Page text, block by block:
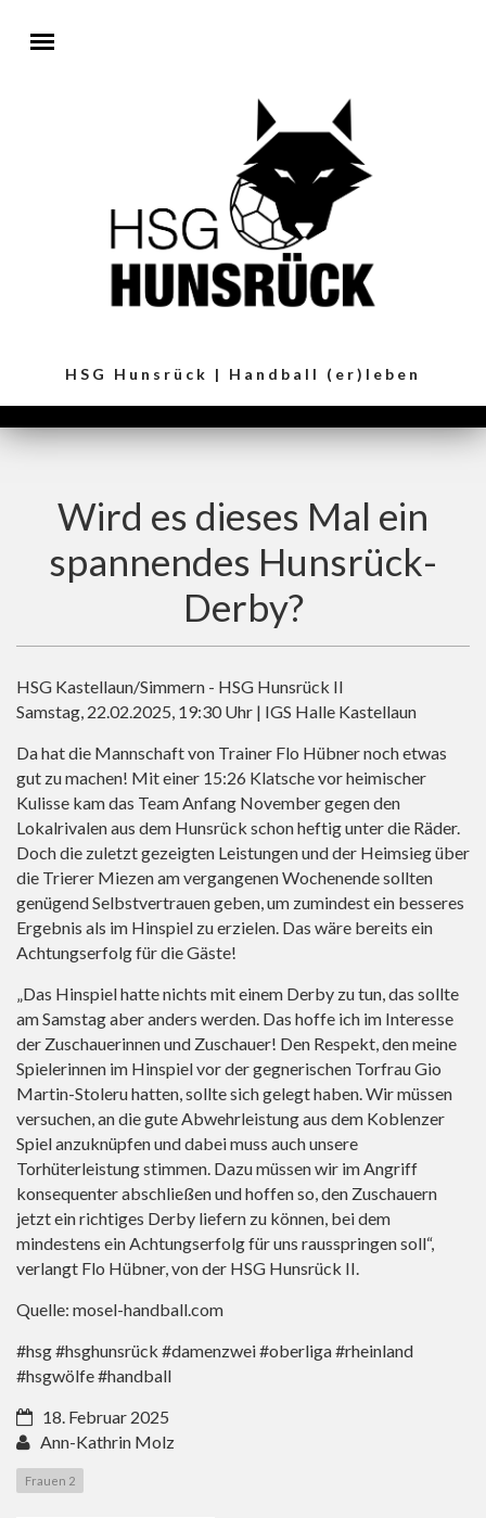
HSG Hunsrück | Handball (er)leben
Wird es dieses Mal ein
spannendes Hunsrück-
Derby?
HSG Kastellaun/Simmern - HSG Hunsrück II
Samstag, 22.02.2025, 19:30 Uhr | IGS Halle Kastellaun
Da hat die Mannschaft von Trainer Flo Hübner noch etwas
gut zu machen! Mit einer 15:26 Klatsche vor heimischer
Kulisse kam das Team Anfang November gegen den
Lokalrivalen aus dem Hunsrück schon heftig unter die Räder.
Doch die zuletzt gezeigten Leistungen und der Heimsieg über
die Trierer Miezen am vergangenen Wochenende sollten
genügend Selbstvertrauen geben, um zumindest ein besseres
Ergebnis als im Hinspiel zu erzielen. Das wäre bereits ein
Achtungserfolg für die Gäste!
„Das Hinspiel hatte nichts mit einem Derby zu tun, das sollte
am Samstag aber anders werden. Das hoffe ich im Interesse
der Zuschauerinnen und Zuschauer! Den Respekt, den meine
Spielerinnen im Hinspiel vor der gegnerischen Torfrau Gio
Martin-Stoleru hatten, sollte sich gelegt haben. Wir müssen
versuchen, an die gute Abwehrleistung aus dem Koblenzer
Spiel anzuknüpfen und dabei muss auch unsere
Torhüterleistung stimmen. Dazu müssen wir im Angriff
konsequenter abschließen und hoffen so, den Zuschauern
jetzt ein richtiges Derby liefern zu können, bei dem
mindestens ein Achtungserfolg für uns rausspringen soll“,
verlangt Flo Hübner, von der HSG Hunsrück II.
Quelle: mosel-handball.com
#hsg #hsghunsrück #damenzwei #oberliga #rheinland
#hsgwölfe #handball
18. Februar 2025
Ann-Kathrin Molz
Frauen 2